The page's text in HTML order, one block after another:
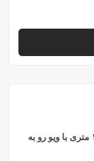
فروش واحد آپارتمان ۱۴۵ متری با ویو رو به